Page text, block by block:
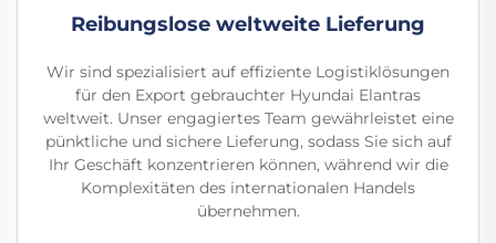
Reibungslose weltweite Lieferung
Wir sind spezialisiert auf effiziente Logistiklösungen
für den Export gebrauchter Hyundai Elantras
weltweit. Unser engagiertes Team gewährleistet eine
pünktliche und sichere Lieferung, sodass Sie sich auf
Ihr Geschäft konzentrieren können, während wir die
Komplexitäten des internationalen Handels
übernehmen.